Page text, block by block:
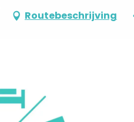
Routebeschrijving